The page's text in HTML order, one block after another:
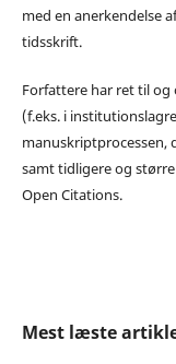
med en anerkendelse
tidsskrift.
Forfattere har ret til
(f.eks. i
manuskriptprocessen,
samt tidligere og
Open Citations.
Mest læste